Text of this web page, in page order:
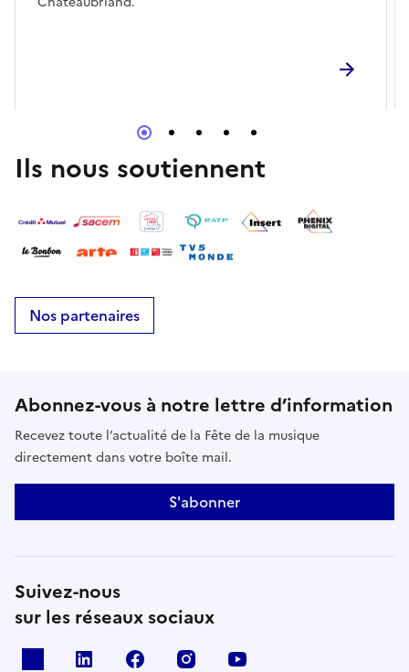
Ils nous soutiennent
Nos partenaires
Abonnez-vous à notre lettre d’information
Recevez toute l’actualité de la Fête de la musique
directement dans votre boîte mail.
S'abonner
Suivez-nous
sur les réseaux sociaux
Linkedin Facebook Instagram